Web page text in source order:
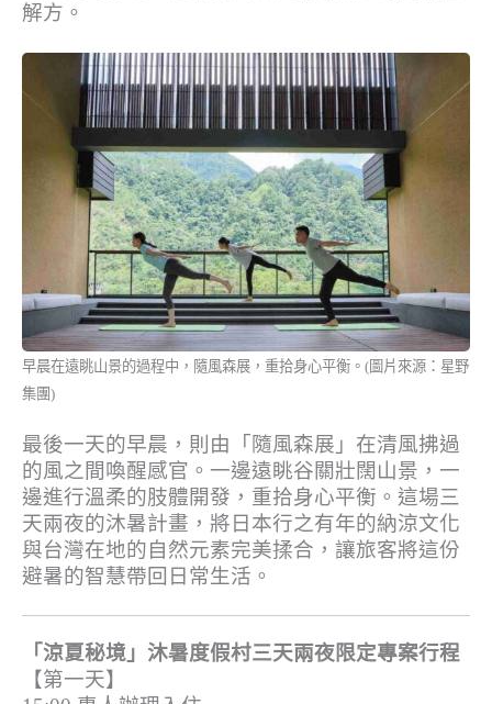
解方。
早晨在遠眺山景的過程中，隨風森展，重拾身心平衡。(圖片來源：星野
集團)
最後一天的早晨，則由「隨風森展」在清風拂過
的風之間喚醒感官。一邊遠眺谷關壯闊山景，一
邊進行溫柔的肢體開發，重拾身心平衡。這場三
天兩夜的沐暑計畫，將日本行之有年的納涼文化
與台灣在地的自然元素完美揉合，讓旅客將這份
避暑的智慧帶回日常生活。
「涼夏秘境」沐暑度假村三天兩夜限定專案行程
【第一天】